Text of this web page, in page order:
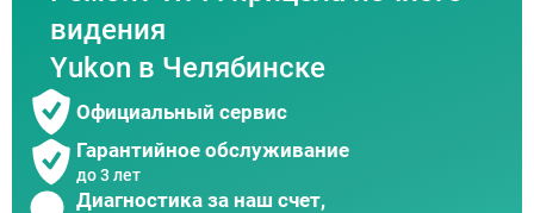
видения
Yukon в Челябинске
Официальный сервис
Гарантийное обслуживание
до 3 лет
Диагностика за наш счет,